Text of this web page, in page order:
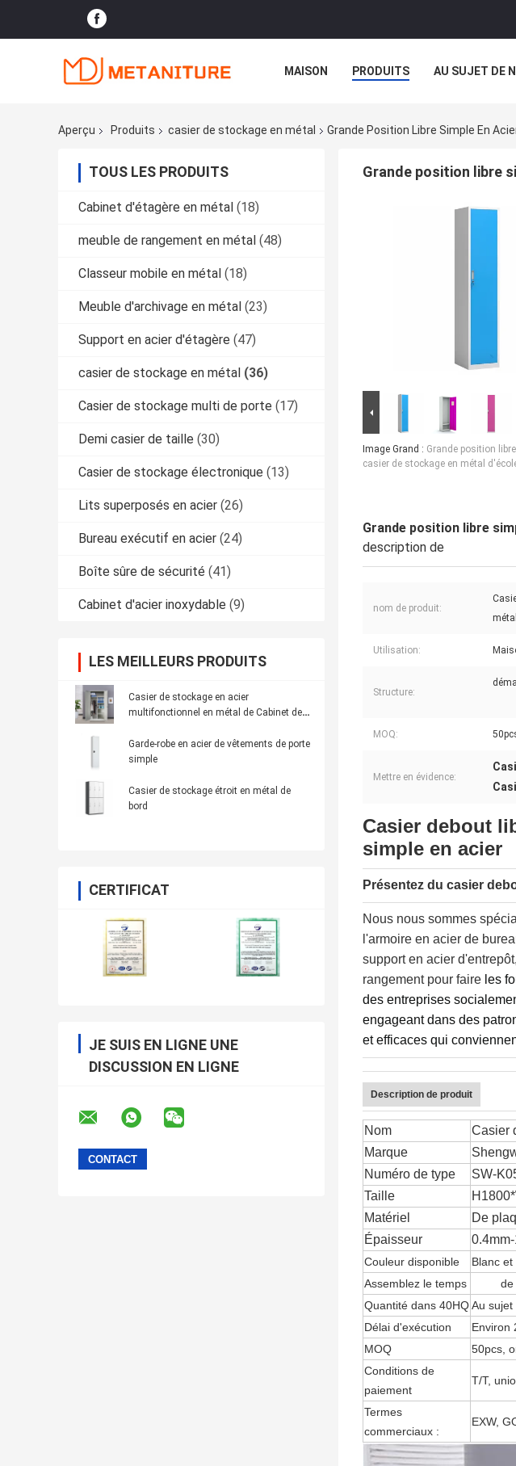
MAISON PRODUITS AU SUJET DE
Aperçu Produits casier de stockage en métal Grande Position Libre Simple En
TOUS LES PRODUITS
Cabinet d'étagère en métal (18)
meuble de rangement en métal (48)
Classeur mobile en métal (18)
Meuble d'archivage en métal (23)
Support en acier d'étagère (47)
casier de stockage en métal (36)
Casier de stockage multi de porte (17)
Demi casier de taille (30)
Casier de stockage électronique (13)
Lits superposés en acier (26)
Bureau exécutif en acier (24)
Boîte sûre de sécurité (41)
Cabinet d'acier inoxydable (9)
LES MEILLEURS PRODUITS
Casier de stockage en acier
multifonctionnel en métal de Cabinet de
Garde-robe en acier de vêtements de porte
simple
Casier de stockage étroit en métal de
bord
CERTIFICAT
JE SUIS EN LIGNE UNE
DISCUSSION EN LIGNE
Grande position libre
Image Grand : Grande position
casier de stockage en métal
Grande position libre
description de
nom de produit:
Utilisation:
Structure:
MOQ:
Mettre en évidence:
Casier debout
simple en acier
Présentez du casier
Nous nous sommes
l'armoire en acier de
support en acier
rangement pour faire les
des entreprises
engageant dans des
et efficaces qui
Description de produit
Nom
Casier
Marque
Numéro de type
SW-
Taille
Matériel
De
Épaisseur
Couleur disponible
Blanc
Assemblez le temps
de
Quantité dans 40HQAu sujet
Délai d'exécution
Environ
MOQ
50pcs,
Conditions de
paiement
T/T,
Termes
commerciaux :
EXW,